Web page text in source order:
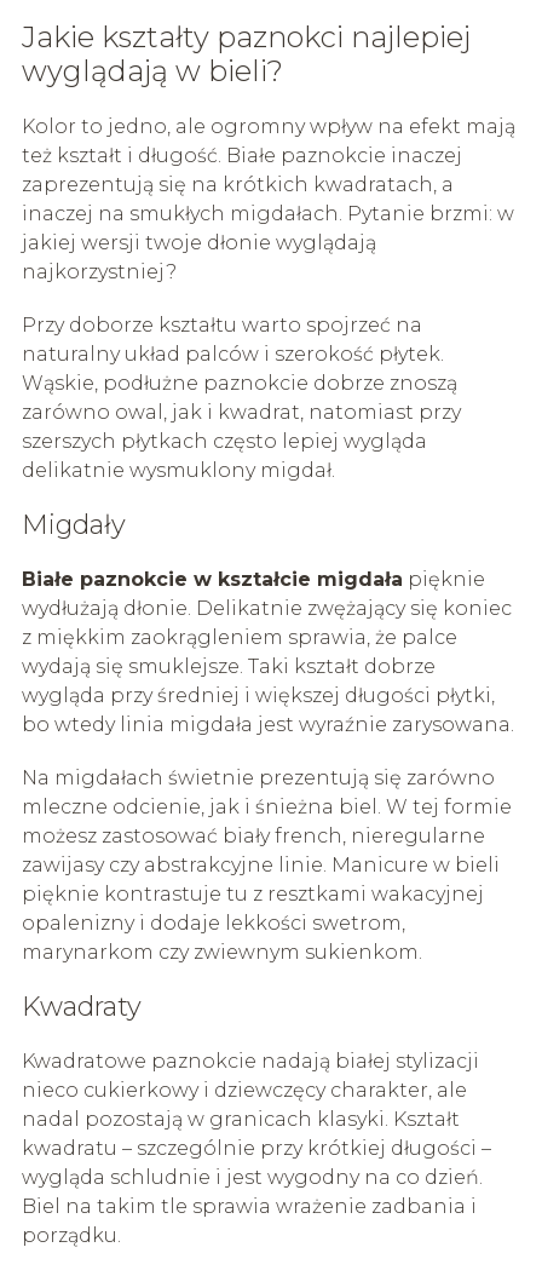
Jakie kształty paznokci najlepiej
wyglądają w bieli?
Kolor to jedno, ale ogromny wpływ na efekt mają
też kształt i długość. Białe paznokcie inaczej
zaprezentują się na krótkich kwadratach, a
inaczej na smukłych migdałach. Pytanie brzmi: w
jakiej wersji twoje dłonie wyglądają
najkorzystniej?
Przy doborze kształtu warto spojrzeć na
naturalny układ palców i szerokość płytek.
Wąskie, podłużne paznokcie dobrze znoszą
zarówno owal, jak i kwadrat, natomiast przy
szerszych płytkach często lepiej wygląda
delikatnie wysmuklony migdał.
Migdały
Białe paznokcie w kształcie migdała pięknie
wydłużają dłonie. Delikatnie zwężający się koniec
z miękkim zaokrągleniem sprawia, że palce
wydają się smuklejsze. Taki kształt dobrze
wygląda przy średniej i większej długości płytki,
bo wtedy linia migdała jest wyraźnie zarysowana.
Na migdałach świetnie prezentują się zarówno
mleczne odcienie, jak i śnieżna biel. W tej formie
możesz zastosować biały french, nieregularne
zawijasy czy abstrakcyjne linie. Manicure w bieli
pięknie kontrastuje tu z resztkami wakacyjnej
opalenizny i dodaje lekkości swetrom,
marynarkom czy zwiewnym sukienkom.
Kwadraty
Kwadratowe paznokcie nadają białej stylizacji
nieco cukierkowy i dziewczęcy charakter, ale
nadal pozostają w granicach klasyki. Kształt
kwadratu – szczególnie przy krótkiej długości –
wygląda schludnie i jest wygodny na co dzień.
Biel na takim tle sprawia wrażenie zadbania i
porządku.